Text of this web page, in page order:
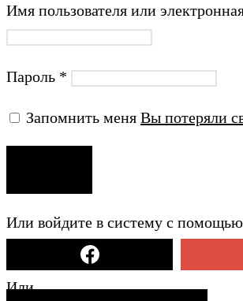
Имя пользователя или
Пароль *
Запомнить меня Вы потеряли
Или войдите в систему с помощью
Или